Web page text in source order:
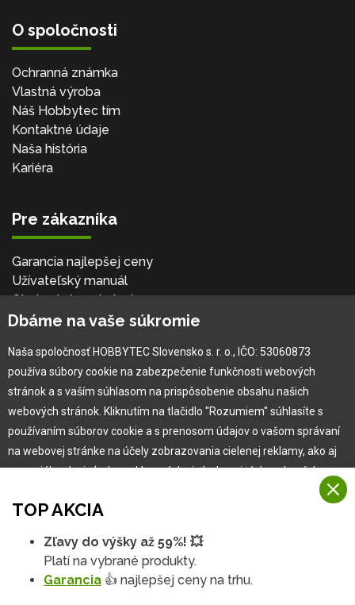
O spoločnosti
Ochranná známka
Vlastná výroba
Náš Hobbytec tím
Kontaktné údaje
Naša história
Kariéra
Pre zákazníka
Garancia najlepšej ceny
Užívateľský manuál
Obchodné podmienky
Zákazník & partner
Novinky
Copyright © 2010 -2026 HOBBYTEC
Mapa stránok ,Zmeniť nastavenia cookies
Dizajn:GLIPS| Systém:Shean s.r.o.
TOP AKCIA
Zľavy do výšky až 59%! 💥
Platí na vybrané produkty.
Garancia 👍 najlepšej ceny na trhu.
Dbáme na vaše súkromie
Naša spoločnosť HOBBYTEC Slovensko s. r. o., IČO: 53060873
používa súbory cookie na zabezpečenie funkčnosti webových
stránok a s vaším súhlasom na prispôsobenie obsahu našich
webových stránok. Kliknutím na tlačidlo "Rozumiem" súhlasíte s
používaním súborov cookie a s prenosom údajov o vašom správaní
na webovej stránke na účely zobrazovania cielenej reklamy, ako aj
na sociálnych sieťach a reklamných sieťach na iných webových
Viac informácií
Na našich webových stránkach používame niekoľko kategórií
Rozumiem